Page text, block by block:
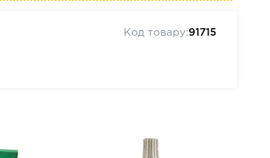
Код товару:91715